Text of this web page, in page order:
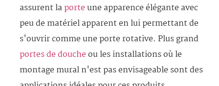
assurent laporteune apparence élégante avec
peu de matériel apparent en lui permettant de
s'ouvrir comme une porte rotative. Plus grand
portes de doucheou les installations où le
montage mural n'est pas envisageable sont des